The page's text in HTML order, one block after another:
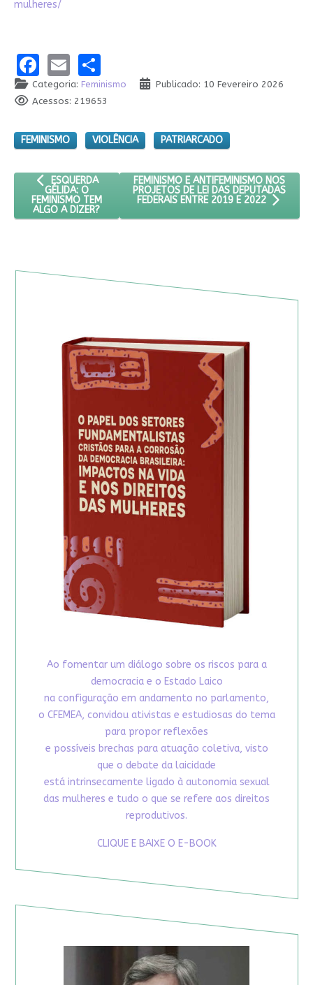
mulheres/
Facebook
EmailShare
Categoria: Feminismo
Publicado: 10 Fevereiro 2026
Acessos: 219653
FEMINISMO VIOLÊNCIA PATRIARCADO
ARTIGO ANTERIOR: ESQUERDA GÉLIDA: O FEMINISMO TEM
ESQUERDA
GÉLIDA: O
FEMINISMO TEM
ALGO A DIZER?
PRÓXIMO ARTIGO: FEMINISMO E
FEMINISMO E ANTIFEMINISMO NOS
PROJETOS DE LEI DAS DEPUTADAS
FEDERAIS ENTRE 2019 E 2022
Ao fomentar um diálogo sobre os riscos para a
democracia e o Estado Laico
na configuração em andamento no parlamento,
o CFEMEA, convidou ativistas e estudiosas do tema
para propor reflexões
e possíveis brechas para atuação coletiva, visto
que o debate da laicidade
está intrinsecamente ligado à autonomia sexual
das mulheres e tudo o que se refere aos direitos
reprodutivos.
CLIQUE E BAIXE O E-BOOK